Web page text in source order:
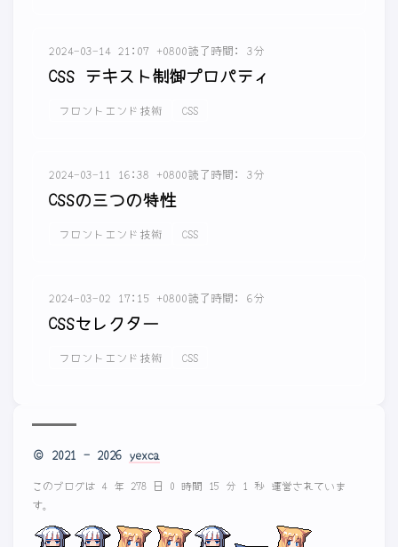
2024-03-14 21:07 +0800読了時間: 3分
CSS テキスト制御プロパティ
フロントエンド技術 CSS
2024-03-11 16:38 +0800読了時間: 3分
CSSの三つの特性
フロントエンド技術 CSS
2024-03-02 17:15 +0800読了時間: 6分
CSSセレクター
フロントエンド技術 CSS
© 2021 - 2026 yexca
このブログは 4 年 278 日 0 時間 15 分 1 秒 運営されていま
す。